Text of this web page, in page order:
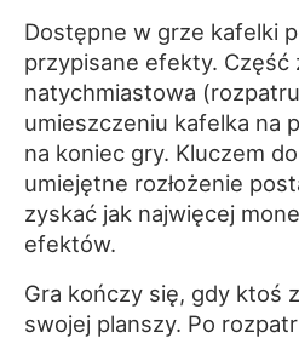
Dostępne w grze kafelki
przypisane efekty. Część
natychmiastowa
umieszczeniu kafelka na
na koniec gry. Kluczem
umiejętne rozłożenie
zyskać jak najwięcej
efektów.
Gra kończy się, gdy ktoś
swojej planszy. Po